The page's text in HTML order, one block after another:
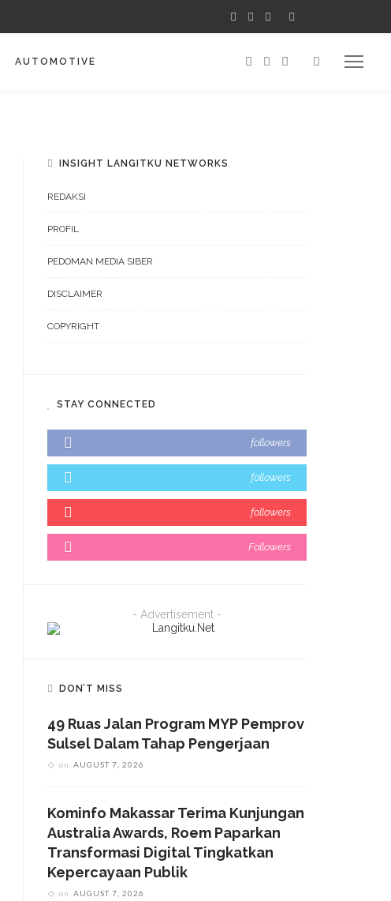
AUTOMOTIVE
INSIGHT LANGITKU NETWORKS
REDAKSI
PROFIL
PEDOMAN MEDIA SIBER
DISCLAIMER
COPYRIGHT
STAY CONNECTED
followers
followers
followers
Followers
- Advertisement -
DON’T MISS
49 Ruas Jalan Program MYP Pemprov
Sulsel Dalam Tahap Pengerjaan
on AUGUST 7, 2026
Kominfo Makassar Terima Kunjungan
Australia Awards, Roem Paparkan
Transformasi Digital Tingkatkan
Kepercayaan Publik
on AUGUST 7, 2026